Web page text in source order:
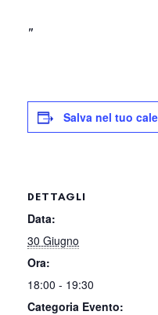
Salva nel tuo
DETTAGLI
Data:
30 Giugno
Ora:
18:00 - 19:30
Categoria Evento: